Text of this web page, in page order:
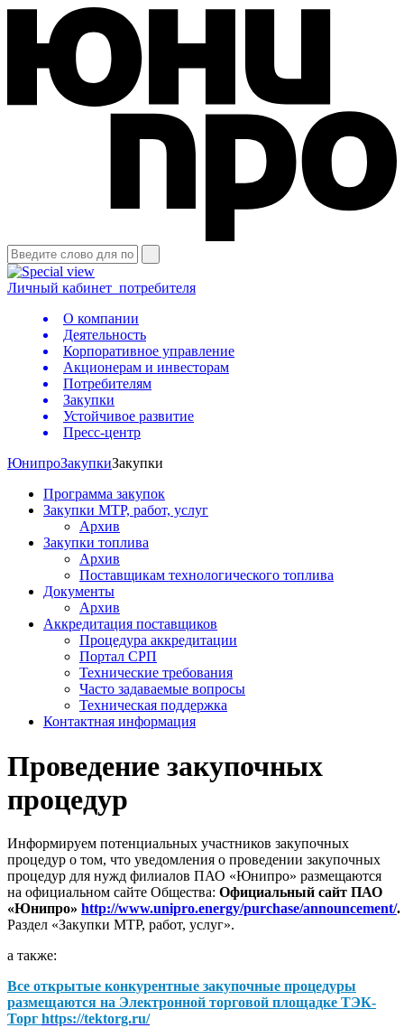
Личный кабинет потребителя
О компании
Деятельность
Корпоративное управление
Акционерам и инвесторам
Потребителям
Закупки
Устойчивое развитие
Пресс-центр
ЮнипроЗакупкиЗакупки
Программа закупок
Закупки МТР, работ, услуг
Архив
Закупки топлива
Архив
Поставщикам технологического топлива
Документы
Архив
Аккредитация поставщиков
Процедура аккредитации
Портал СРП
Технические требования
Часто задаваемые вопросы
Техническая поддержка
Контактная информация
Проведение закупочных
процедур
Информируем потенциальных участников закупочных
процедур о том, что уведомления о проведении закупочных
процедур для нужд филиалов ПАО «Юнипро» размещаются
на официальном сайте Общества: Официальный сайт ПАО
«Юнипро» http://www.unipro.energy/purchase/announcement/.
Раздел «Закупки МТР, работ, услуг».
а также:
Все открытые конкурентные закупочные процедуры
размещаются на Электронной торговой площадке ТЭК-
Торг https://tektorg.ru/